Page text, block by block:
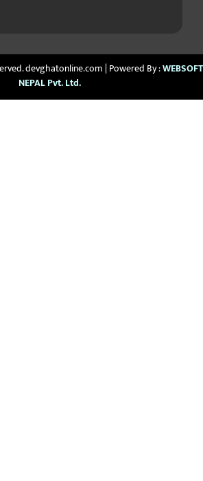
devghatonline.com | Powered By :WEBSOFT
NEPAL Pvt. Ltd.